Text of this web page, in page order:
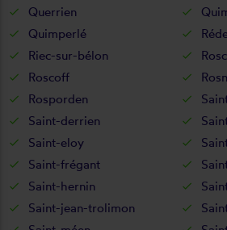
Querrien
Quimperlé
Riec-sur-bélon
Roscoff
Rosporden
Saint-derrien
Saint-eloy
Saint-frégant
Saint-hernin
Saint-jean-trolimon